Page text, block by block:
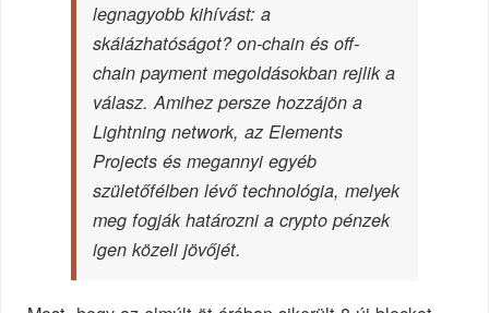
legnagyobb kihívást: a
skálázhatóságot? on-chain és off-
chain payment megoldásokban rejlik a
válasz. Amihez persze hozzájön a
Lightning network, az Elements
Projects és megannyi egyéb
születőfélben lévő technológia, melyek
meg fogják határozni a crypto pénzek
igen közeli jövőjét.